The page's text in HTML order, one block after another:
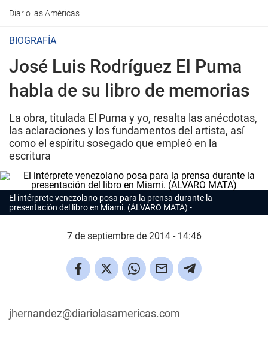
Diario las Américas
BIOGRAFÍA
José Luis Rodríguez El Puma
habla de su libro de memorias
La obra, titulada El Puma y yo, resalta las anécdotas,
las aclaraciones y los fundamentos del artista, así
como el espíritu sosegado que empleó en la
escritura
El intérprete venezolano posa para la prensa durante la
presentación del libro en Miami. (ÁLVARO MATA)
7 de septiembre de 2014 - 14:46
jhernandez@diariolasamericas.com